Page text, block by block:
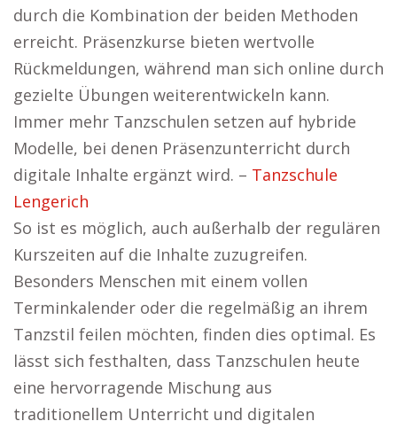
durch die Kombination der beiden Methoden
erreicht. Präsenzkurse bieten wertvolle
Rückmeldungen, während man sich online durch
gezielte Übungen weiterentwickeln kann.
Immer mehr Tanzschulen setzen auf hybride
Modelle, bei denen Präsenzunterricht durch
digitale Inhalte ergänzt wird. – Tanzschule
Lengerich
So ist es möglich, auch außerhalb der regulären
Kurszeiten auf die Inhalte zuzugreifen.
Besonders Menschen mit einem vollen
Terminkalender oder die regelmäßig an ihrem
Tanzstil feilen möchten, finden dies optimal. Es
lässt sich festhalten, dass Tanzschulen heute
eine hervorragende Mischung aus
traditionellem Unterricht und digitalen